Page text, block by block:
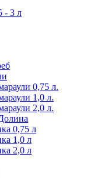
- 3 л
0,75 л.
1,0 л.
2,0 л.
0,75 л
1,0 л
2,0 л